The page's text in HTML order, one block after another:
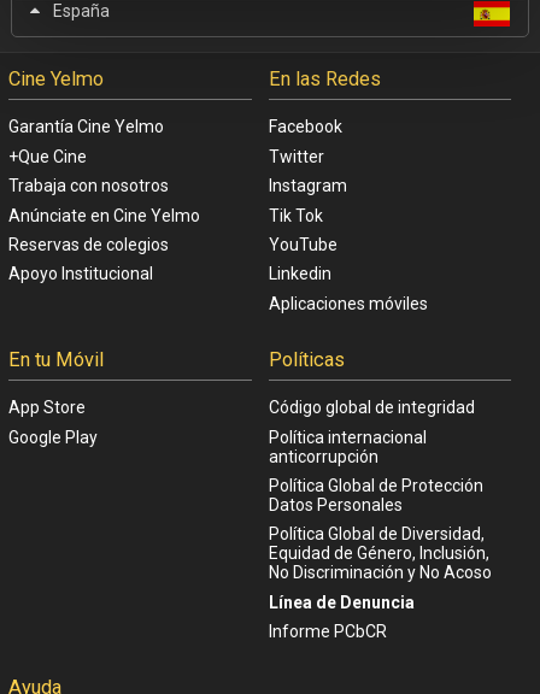
España
Cine Yelmo
Garantía Cine Yelmo
+Que Cine
Trabaja con nosotros
Anúnciate en Cine Yelmo
Reservas de colegios
Apoyo Institucional
En las Redes
Facebook
Twitter
Instagram
Tik Tok
YouTube
Linkedin
Aplicaciones móviles
En tu Móvil
App Store
Google Play
Políticas
Código global de integridad
Política internacional
anticorrupción
Política Global de Protección
Datos Personales
Política Global de Diversidad,
Equidad de Género, Inclusión,
No Discriminación y No Acoso
Línea de Denuncia
Informe PCbCR
Ayuda